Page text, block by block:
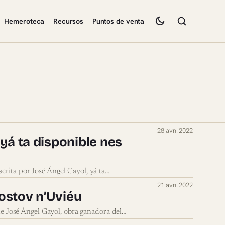
Hemeroteca Recursos Puntos de venta
ta disponible nes
por José Ángel Gayol, yá ta…
28 avn. 2022
n’Uviéu
José Ángel Gayol, obra ganadora del…
21 avn. 2022